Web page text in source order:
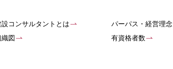
コンサルタントとは パーパス・経営理念
図
有資格者数